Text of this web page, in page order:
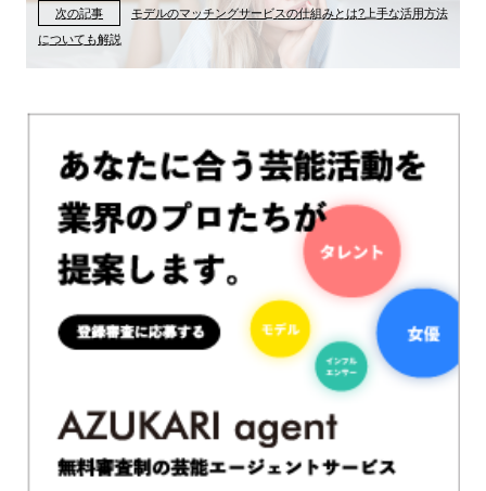
次の記事
モデルのマッチングサービスの仕組みとは?上手な活用方法
についても解説